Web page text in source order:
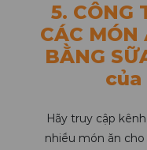
5. CÔNG
CÁC MÓN
BẰNG
của
Hãy truy cập
nhiều món ăn